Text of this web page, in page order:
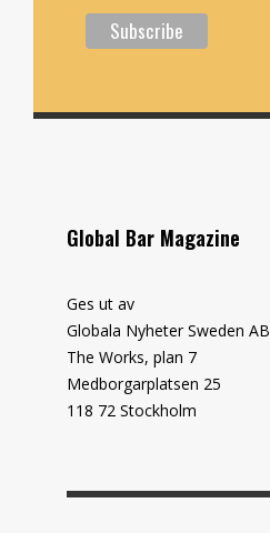
Global Bar Magazine
Ges ut av
Globala Nyheter Sweden AB
The Works, plan 7
Medborgarplatsen 25
118 72 Stockholm